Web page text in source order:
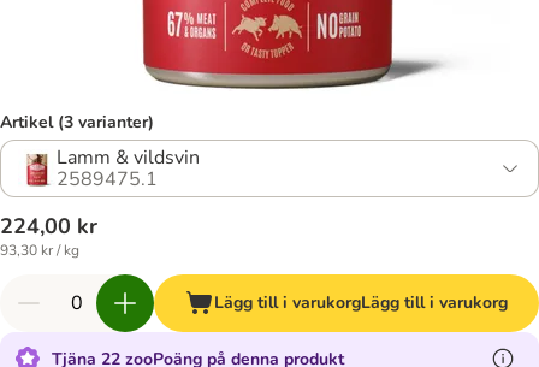
Artikel (3 varianter)
Lamm & vildsvin
2589475.1
224,00 kr
93,30 kr / kg
Lägg till i varukorgLägg till i varukorg
Tjäna 22 zooPoäng på denna produkt